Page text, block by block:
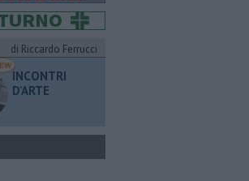
di Riccardo Ferrucci
INCONTRI
D'ARTE